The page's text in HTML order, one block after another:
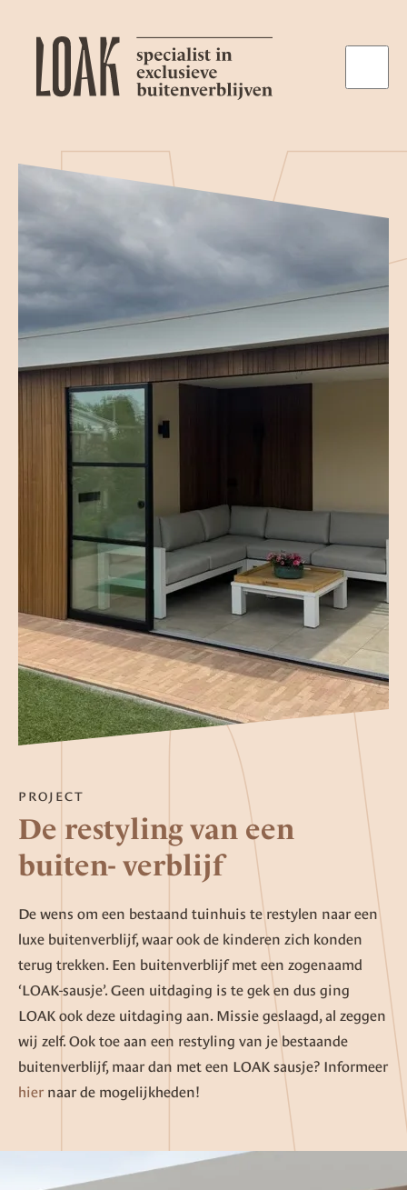
PROJECT
De restyling van een
buiten- verblijf
De wens om een bestaand tuinhuis te restylen naar een
luxe buitenverblijf, waar ook de kinderen zich konden
terug trekken. Een buitenverblijf met een zogenaamd
‘LOAK-sausje’. Geen uitdaging is te gek en dus ging
LOAK ook deze uitdaging aan. Missie geslaagd, al zeggen
wij zelf. Ook toe aan een restyling van je bestaande
buitenverblijf, maar dan met een LOAK sausje? Informeer
hier naar de mogelijkheden!